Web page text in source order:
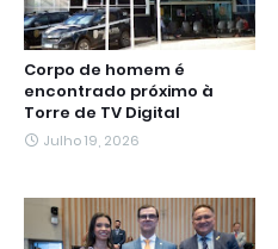
Corpo de homem é
encontrado próximo à
Torre de TV Digital
Julho 19, 2026